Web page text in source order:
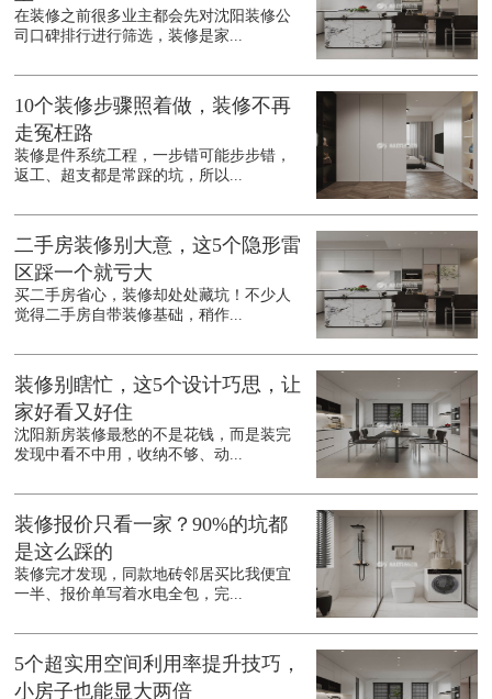
在装修之前很多业主都会先对沈阳装修公
司口碑排行进行筛选，装修是家...
10个装修步骤照着做，装修不再
走冤枉路
装修是件系统工程，一步错可能步步错，
返工、超支都是常踩的坑，所以...
二手房装修别大意，这5个隐形雷
区踩一个就亏大
买二手房省心，装修却处处藏坑！不少人
觉得二手房自带装修基础，稍作...
装修别瞎忙，这5个设计巧思，让
家好看又好住
沈阳新房装修最愁的不是花钱，而是装完
发现中看不中用，收纳不够、动...
装修报价只看一家？90%的坑都
是这么踩的
装修完才发现，同款地砖邻居买比我便宜
一半、报价单写着水电全包，完...
5个超实用空间利用率提升技巧，
小房子也能显大两倍